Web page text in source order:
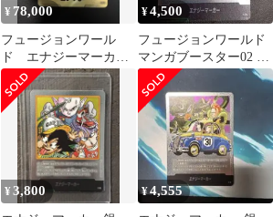
¥ 78,000
フュージョンワール
ド エナジーマーカ
ー 金パラレル 37
巻 E-85
¥4,500
フュージョンワールド
マンガブースター02 エ
ナジーマーカー E-05
37巻
¥3,800 ¥4,555